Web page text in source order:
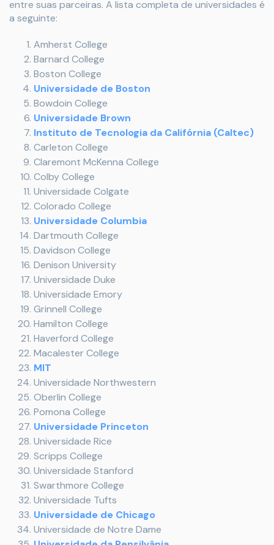
entre suas parceiras. A lista completa de universidades é
a seguinte:
Amherst College
Barnard College
Boston College
Universidade de Boston
Bowdoin College
Universidade Brown
Instituto de Tecnologia da Califórnia (Caltec)
Carleton College
Claremont McKenna College
Colby College
Universidade Colgate
Colorado College
Universidade Columbia
Dartmouth College
Davidson College
Denison University
Universidade Duke
Universidade Emory
Grinnell College
Hamilton College
Haverford College
Macalester College
MIT
Universidade Northwestern
Oberlin College
Pomona College
Universidade Princeton
Universidade Rice
Scripps College
Universidade Stanford
Swarthmore College
Universidade Tufts
Universidade de Chicago
Universidade de Notre Dame